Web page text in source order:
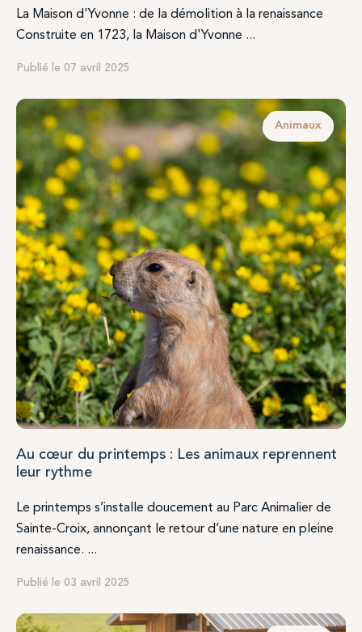
La Maison d'Yvonne : de la démolition à la renaissance
Construite en 1723, la Maison d'Yvonne ...
Publié le 07 avril 2025
Animaux
Au cœur du printemps : Les animaux reprennent
leur rythme
Le printemps s’installe doucement au Parc Animalier de
Sainte-Croix, annonçant le retour d’une nature en pleine
renaissance. ...
Publié le 03 avril 2025